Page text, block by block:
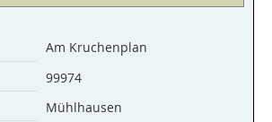
Am Kruchenplan
99974
Mühlhausen